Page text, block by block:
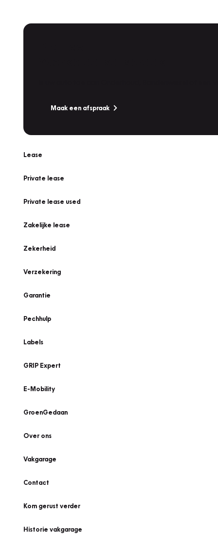
Maak een afspraak
Lease
Private lease
Private lease used
Zakelijke lease
Zekerheid
Verzekering
Garantie
Pechhulp
Labels
GRIP Expert
E-Mobility
GroenGedaan
Over ons
Vakgarage
Contact
Kom gerust verder
Historie vakgarage